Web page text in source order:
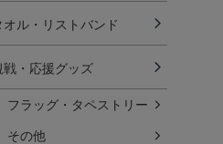
オル・リストバンド
戦・応援グッズ
フラッグ・タペストリー
その他